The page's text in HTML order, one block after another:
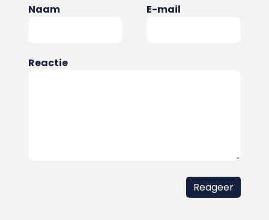
Naam E-mail
Reactie